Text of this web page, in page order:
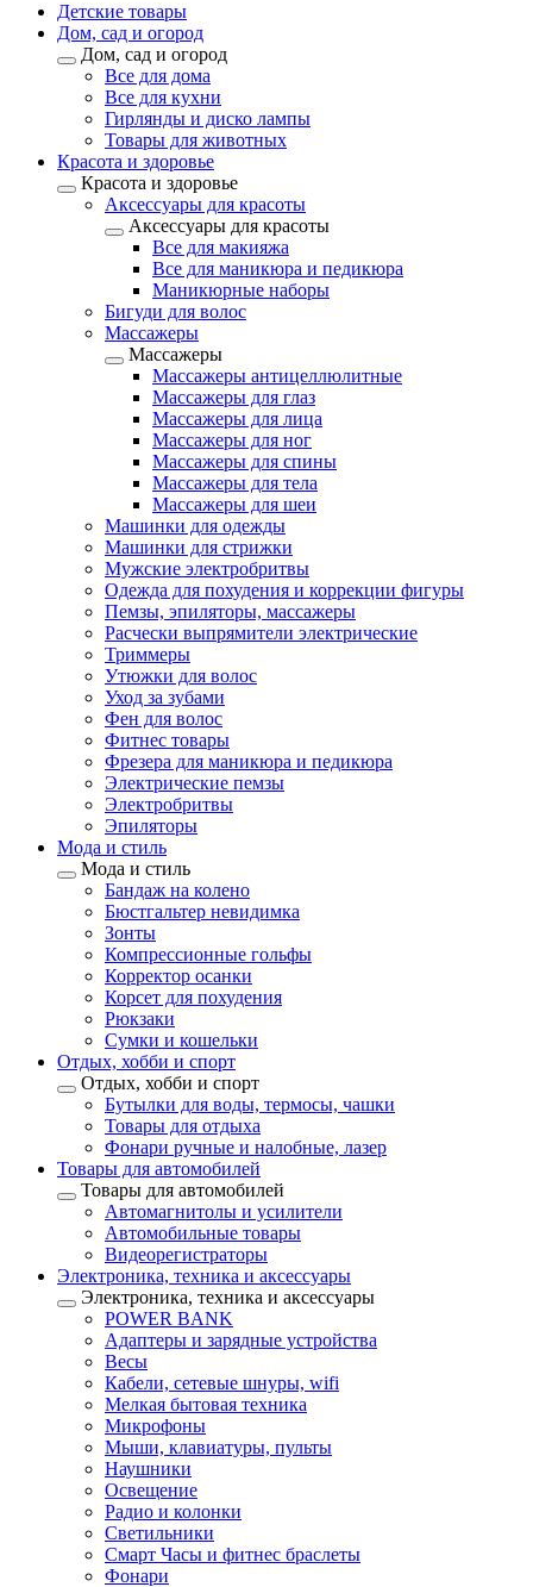
Детские товары
Дом, сад и огород
Дом, сад и огород
Все для дома
Все для кухни
Гирлянды и диско лампы
Товары для животных
Красота и здоровье
Красота и здоровье
Аксессуары для красоты
Аксессуары для красоты
Все для макияжа
Все для маникюра и педикюра
Маникюрные наборы
Бигуди для волос
Массажеры
Массажеры
Массажеры антицеллюлитные
Массажеры для глаз
Массажеры для лица
Массажеры для ног
Массажеры для спины
Массажеры для тела
Массажеры для шеи
Машинки для одежды
Машинки для стрижки
Мужские электробритвы
Одежда для похудения и коррекции фигуры
Пемзы, эпиляторы, массажеры
Расчески выпрямители электрические
Триммеры
Утюжки для волос
Уход за зубами
Фен для волос
Фитнес товары
Фрезера для маникюра и педикюра
Электрические пемзы
Электробритвы
Эпиляторы
Мода и стиль
Мода и стиль
Бандаж на колено
Бюстгальтер невидимка
Зонты
Компрессионные гольфы
Корректор осанки
Корсет для похудения
Рюкзаки
Сумки и кошельки
Отдых, хобби и спорт
Отдых, хобби и спорт
Бутылки для воды, термосы, чашки
Товары для отдыха
Фонари ручные и налобные, лазер
Товары для автомобилей
Товары для автомобилей
Автомагнитолы и усилители
Автомобильные товары
Видеорегистраторы
Электроника, техника и аксессуары
Электроника, техника и аксессуары
POWER BANK
Адаптеры и зарядные устройства
Весы
Кабели, сетевые шнуры, wifi
Мелкая бытовая техника
Микрофоны
Мыши, клавиатуры, пульты
Наушники
Освещение
Радио и колонки
Светильники
Смарт Часы и фитнес браслеты
Фонари